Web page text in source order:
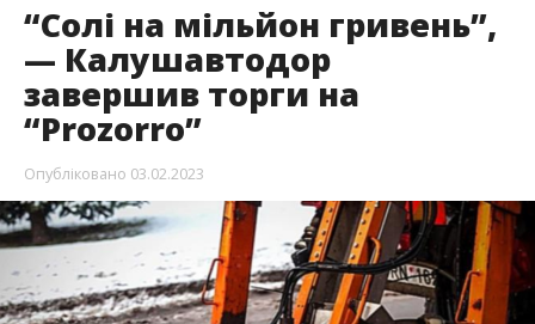
“Солі на мільйон гривень”,
— Калушавтодор
завершив торги на
“Prozorro”
Опубліковано 03.02.2023